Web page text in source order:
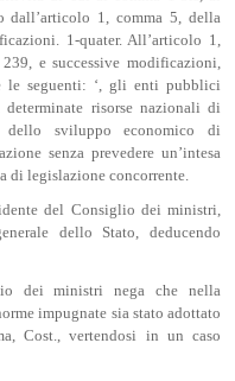
dall’articolo 1, comma 5, della
1-quater. All’articolo 1,
e successive modificazioni,
le seguenti: ‘, gli enti pubblici
risorse nazionali di
dello sviluppo economico di
senza prevedere un’intesa
di legislazione concorrente.
del Consiglio dei ministri,
dello Stato, deducendo
dei ministri nega che nella
impugnate sia stato adottato
Cost., vertendosi in un caso